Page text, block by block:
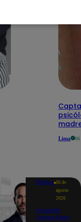
Lima 06
Política 06 de
agosto
2026
Canciller
Carlos Espá